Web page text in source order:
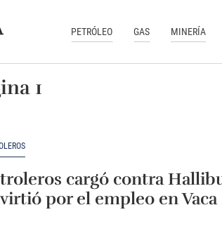
PETRÓLEO GAS MINERÍA
1
cargó contra
por el empleo en